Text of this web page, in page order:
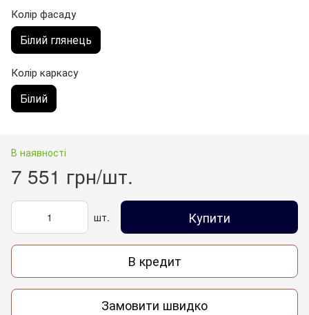
Колір фасаду
Білий глянець
Колір каркасу
Білий
В наявності
7 551 грн/шт.
шт. Купити
В кредит
Замовити швидко